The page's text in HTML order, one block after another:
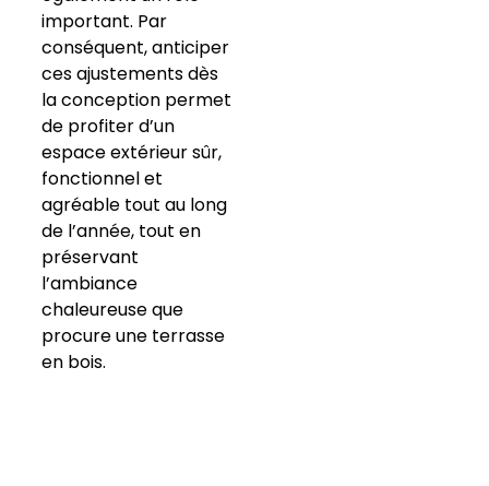
important. Par
conséquent, anticiper
ces ajustements dès
la conception permet
de profiter d’un
espace extérieur sûr,
fonctionnel et
agréable tout au long
de l’année, tout en
préservant
l’ambiance
chaleureuse que
procure une terrasse
en bois.